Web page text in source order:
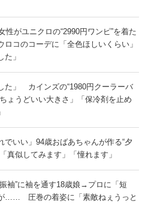
性がユニクロの“2990円ワンピ”を着た
コのコーデに「全色ほしいくらい」
た」
た」 カインズの“1980円クーラーバ
ょうどいい大きさ」「保冷剤を止め
でいい」94歳おばあちゃんが作る“夕
真似してみます」「憧れます」
袖”に袖を通す18歳娘→プロに「短
…… 圧巻の着姿に「素敵ねぇうっと